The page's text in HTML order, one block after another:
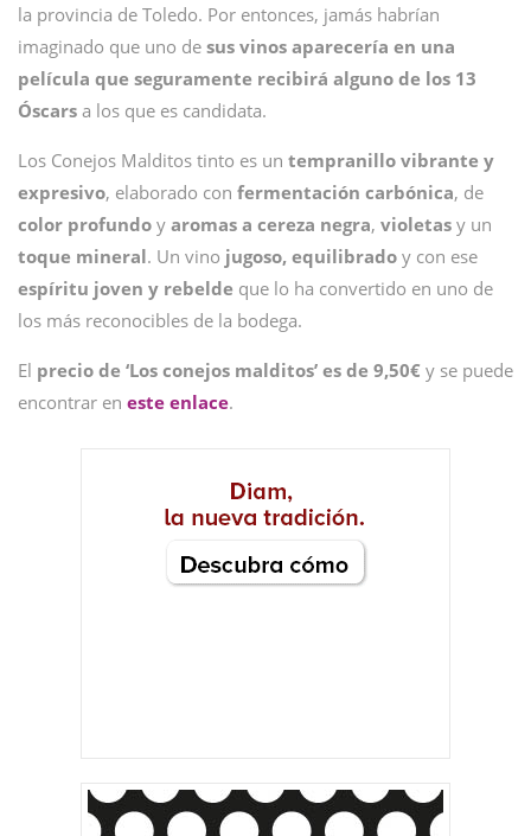
la provincia de Toledo. Por entonces, jamás habrían
imaginado que uno de sus vinos aparecería en una
película que seguramente recibirá alguno de los 13
Óscars a los que es candidata.
Los Conejos Malditos tinto es un tempranillo vibrante y
expresivo, elaborado con fermentación carbónica, de
color profundo y aromas a cereza negra, violetas y un
toque mineral. Un vino jugoso, equilibrado y con ese
espíritu joven y rebelde que lo ha convertido en uno de
los más reconocibles de la bodega.
El precio de ‘Los conejos malditos’ es de 9,50€ y se puede
encontrar en este enlace.